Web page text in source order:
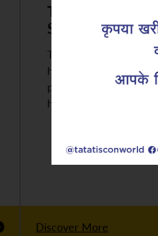
Tata Tiscon
Superlinks
Tata Tiscon 550SD are
highly accurate and
possess uniform ridges,
high…
Discover More